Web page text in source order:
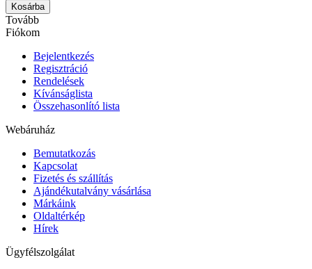
Kosárba
Tovább
Fiókom
Bejelentkezés
Regisztráció
Rendelések
Kívánságlista
Összehasonlító lista
Webáruház
Bemutatkozás
Kapcsolat
Fizetés és szállítás
Ajándékutalvány vásárlása
Márkáink
Oldaltérkép
Hírek
Ügyfélszolgálat